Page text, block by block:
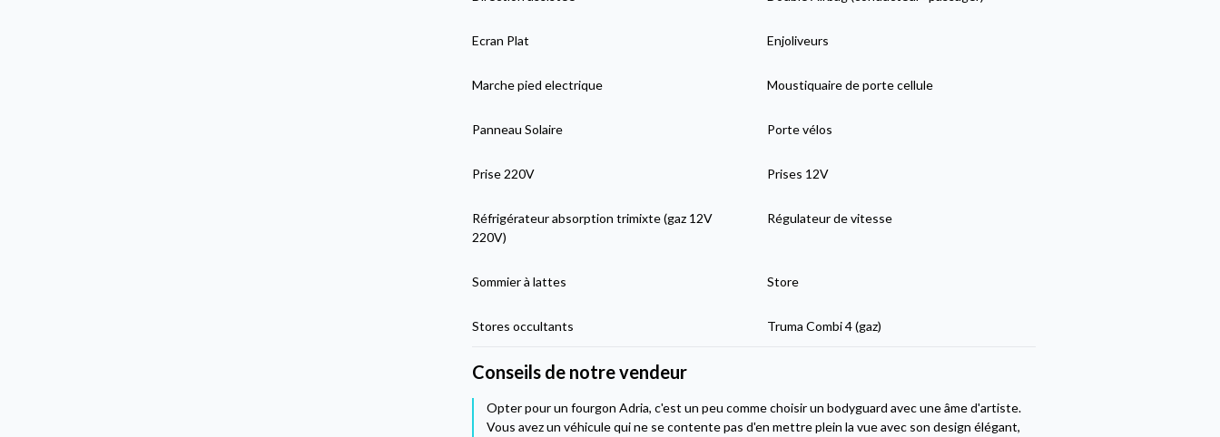
Ecran Plat Enjoliveurs
Marche pied electrique Moustiquaire de porte cellule
Panneau Solaire Porte vélos
Prise 220V Prises 12V
Réfrigérateur absorption trimixte (gaz 12V
220V)
Régulateur de vitesse
Sommier à lattes Store
Stores occultants Truma Combi 4 (gaz)
Conseils de notre vendeur
Opter pour un fourgon Adria, c'est un peu comme choisir un bodyguard avec une âme d'artiste.
Vous avez un véhicule qui ne se contente pas d'en mettre plein la vue avec son design élégant,